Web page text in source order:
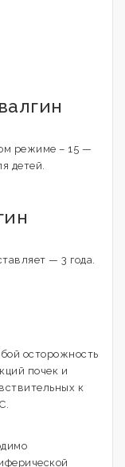
режиме – 15 —
детей.
— 3 года.
осторожность
почек и
к